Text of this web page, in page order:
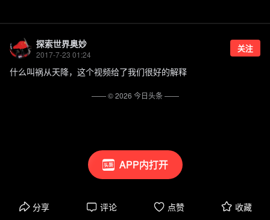
APP内打开
探索世界奥妙
2017-7-23 01:24
关注
什么叫祸从天降，这个视频给了我们很好的解释
分享 评论 点赞 收藏
—— ©2026 今日头条——